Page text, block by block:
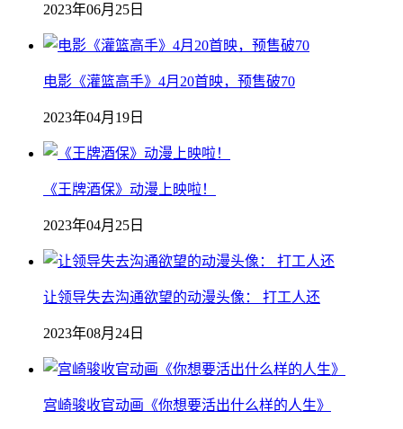
2023年06月25日
电影《灌篮高手》4月20首映，预售破70
2023年04月19日
《王牌酒保》动漫上映啦！
2023年04月25日
让领导失去沟通欲望的动漫头像： 打工人还
2023年08月24日
宫崎骏收官动画《你想要活出什么样的人生》